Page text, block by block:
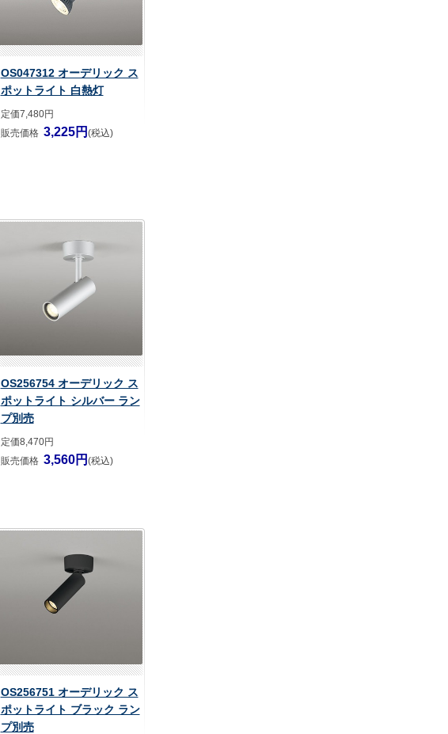
OS047312 オーデリック ス
ポットライト 白熱灯
定価7,480円
販売価格 3,225円 (税込)
OS256754 オーデリック ス
ポットライト シルバー ラン
プ別売
定価8,470円
販売価格 3,560円 (税込)
OS256751 オーデリック ス
ポットライト ブラック ラン
プ別売